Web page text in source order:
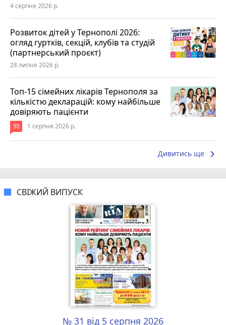
4 серпня 2026 р.
Розвиток дітей у Тернополі 2026:
огляд гуртків, секцій, клубів та студій
(партнерський проєкт)
28 липня 2026 р.
Топ-15 сімейних лікарів Тернополя за
кількістю декларацій: кому найбільше
довіряють пацієнти
30 1 серпня 2026 р.
Дивитись ще keyboard_arrow_right
СВІЖИЙ ВИПУСК
№ 31 від 5 серпня 2026